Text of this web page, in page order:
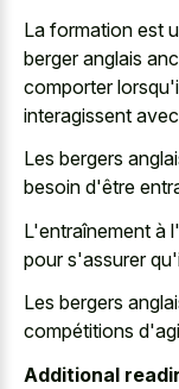
La formation est
berger anglais
comporter
interagissent
Les bergers
besoin d'être
L'entraînement à
pour s'assurer
Les bergers
compétitions
Additional